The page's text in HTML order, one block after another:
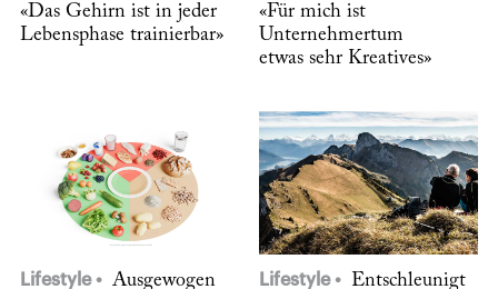
«Das Gehirn ist in jeder
Lebensphase trainierbar»
«Für mich ist
Unternehmertum
etwas sehr Kreatives»
Lifestyle
Ausgewogen
Lifestyle
Entschleunigt